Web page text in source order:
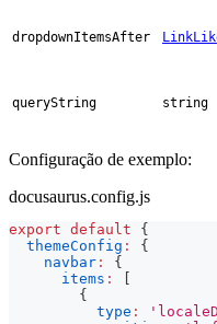
dropdownItemsAfter
queryString string
Configuração de exemplo:
docusaurus.config.js
export default
{
themeConfig :
{
navbar :
{
items :
{
type :